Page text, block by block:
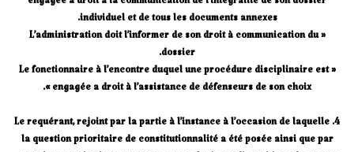
engagée a droit à la communication de l’intégralité de son dossier
individuel et de tous les documents annexes.
« L’administration doit l’informer de son droit à communication du
dossier.
« Le fonctionnaire à l’encontre duquel une procédure disciplinaire est
engagée a droit à l’assistance de défenseurs de son choix ».
4. Le requérant, rejoint par la partie à l’instance à l’occasion de laquelle
la question prioritaire de constitutionnalité a été posée ainsi que par